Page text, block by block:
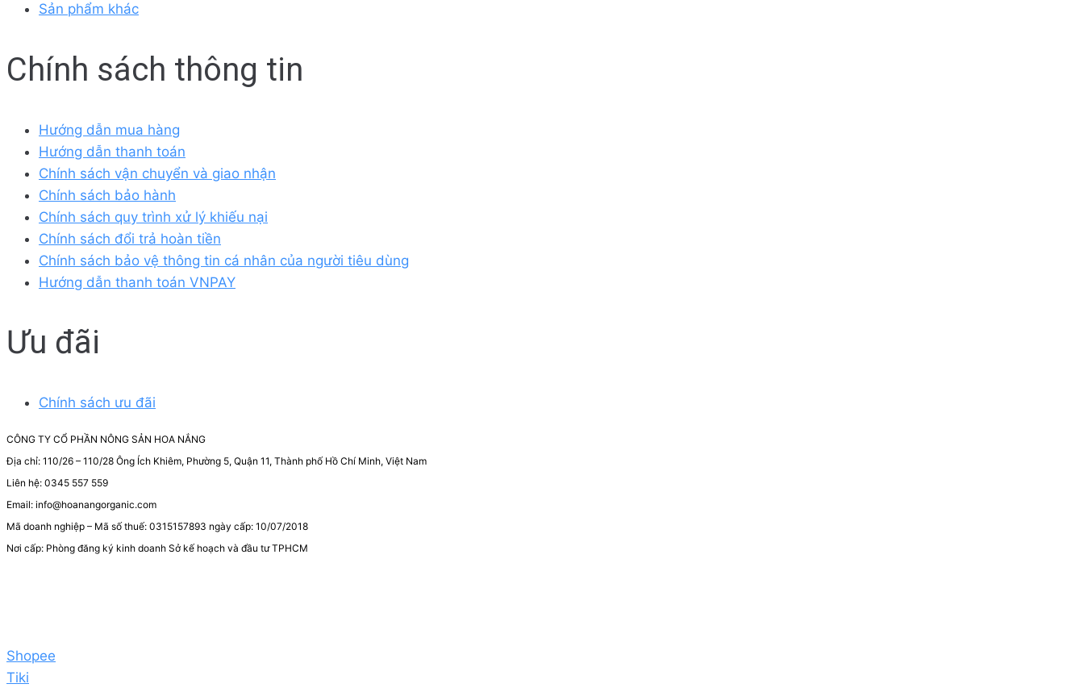
Sản phẩm khác
Chính sách thông tin
Hướng dẫn mua hàng
Hướng dẫn thanh toán
Chính sách vận chuyển và giao nhận
Chính sách bảo hành
Chính sách quy trình xử lý khiếu nại
Chính sách đổi trả hoàn tiền
Chính sách bảo vệ thông tin cá nhân của người tiêu dùng
Hướng dẫn thanh toán VNPAY
Ưu đãi
Chính sách ưu đãi
CÔNG TY CỔ PHẦN NÔNG SẢN HOA NẮNG
Địa chỉ: 110/26 – 110/28 Ông Ích Khiêm, Phường 5, Quận 11, Thành phố Hồ Chí Minh, Việt Nam
Liên hệ: 0345 557 559
Email: info@hoanangorganic.com
Mã doanh nghiệp – Mã số thuế: 0315157893 ngày cấp: 10/07/2018
Nơi cấp: Phòng đăng ký kinh doanh Sở kế hoạch và đầu tư TPHCM
Shopee
Tiki